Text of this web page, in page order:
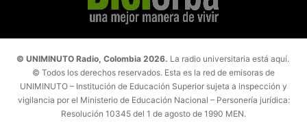
© UNIMINUTO Radio, Colombia 2026. La radio universitaria está aquí.
© Todos los derechos reservados. Esta es la red de emisoras de
UNIMINUTO – Institución de Educación Superior sujeta a inspección y
vigilancia por el Ministerio de Educación Nacional – Personería jurídica:
Resolución 10345 del 1 de agosto de 1990 MEN.